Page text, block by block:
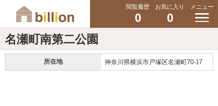
閲覧履歴
0
お気に入り
0
メニュー
名瀬町南第二公園
所在地 神奈川県横浜市戸塚区名瀬町70-17